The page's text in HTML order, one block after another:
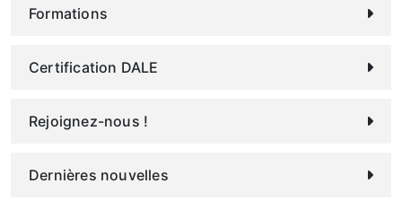
Formations
Certification DALE
Rejoignez-nous !
Dernières nouvelles